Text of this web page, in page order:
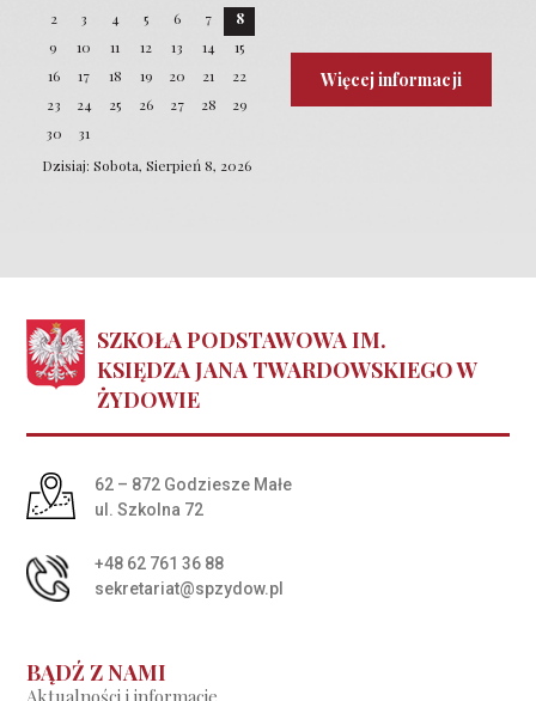
2
3 4 5 6 7
8
9
10 11 12 13 14
15
16
17 18 19 20 21
22
23
24 25 26 27 28
29
30
31
Dzisiaj: Sobota, Sierpień 8, 2026
Więcej informacji
SZKOŁA PODSTAWOWA IM.
KSIĘDZA JANA TWARDOWSKIEGO W
ŻYDOWIE
Adres pocztowy:
62 – 872 Godziesze Małe
ul. Szkolna 72
+48 62 761 36 88
sekretariat@spzydow.pl
BĄDŹ Z NAMI
Aktualności i informacje